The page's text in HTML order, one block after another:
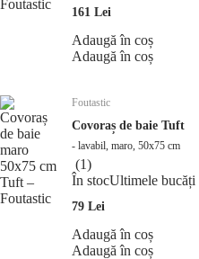
161 Lei
Adaugă în coș
Adaugă în coș
Foutastic
Covoraș de baie Tuft
- lavabil, maro, 50x75 cm
(1)
În stocUltimele bucăți
79 Lei
Adaugă în coș
Adaugă în coș